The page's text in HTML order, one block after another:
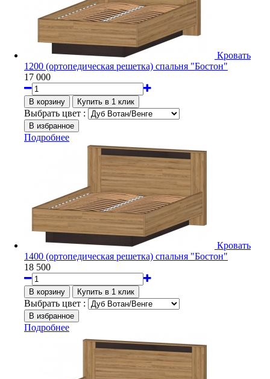
Кровать
1200 (ортопедическая решетка) спальня "Бостон"
17 000
Выбрать цвет :
Подробнее
Кровать
1400 (ортопедическая решетка) спальня "Бостон"
18 500
Выбрать цвет :
Подробнее